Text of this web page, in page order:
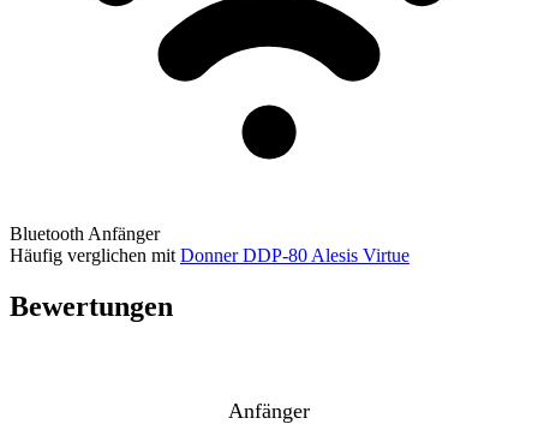
Bluetooth Anfänger
Häufig verglichen mit Donner DDP-80 Alesis Virtue
Bewertungen
Anfänger